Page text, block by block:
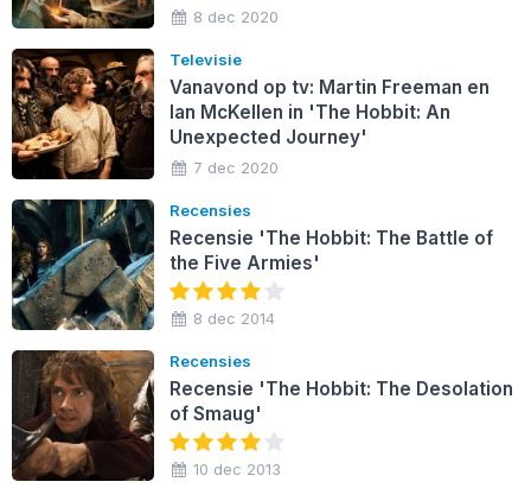
8 dec 2020
Televisie
Vanavond op tv: Martin Freeman en
Ian McKellen in 'The Hobbit: An
Unexpected Journey'
7 dec 2020
Recensies
Recensie 'The Hobbit: The Battle of
the Five Armies'
8 dec 2014
Recensies
Recensie 'The Hobbit: The Desolation
of Smaug'
10 dec 2013